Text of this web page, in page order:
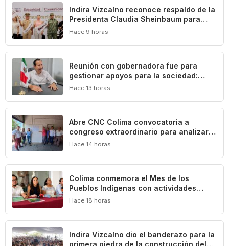
Indira Vizcaíno reconoce respaldo de la
Presidenta Claudia Sheinbaum para
impulsar el desarrollo de Manzanillo y
Hace 9 horas
Reunión con gobernadora fue para
gestionar apoyos para la sociedad:
Federico Rangel
Hace 13 horas
Abre CNC Colima convocatoria a
congreso extraordinario para analizar
crisis del campo
Hace 14 horas
Colima conmemora el Mes de los
Pueblos Indígenas con actividades
culturales y académicas
Hace 18 horas
Indira Vizcaíno dio el banderazo para la
primera piedra de la construcción del